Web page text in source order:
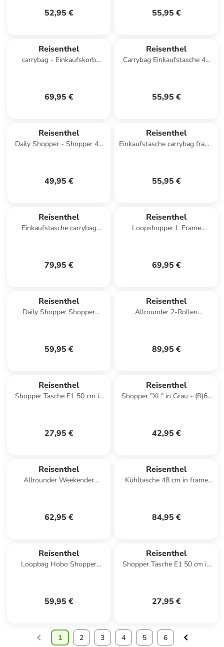
52,95 € 55,95 €
Reisenthel
carrybag - Einkaufskorb
69,95 €
Reisenthel
Carrybag Einkaufstasche 48
55,95 €
Reisenthel
Daily Shopper - Shopper 42
49,95 €
Reisenthel
Einkaufstasche carrybag frame
55,95 €
Reisenthel
Einkaufstasche carrybag
79,95 €
Reisenthel
Loopshopper L Frame
69,95 €
Reisenthel
Daily Shopper Shopper
59,95 €
Reisenthel
Allrounder 2-Rollen
89,95 €
Reisenthel
Shopper Tasche E1 50 cm in
27,95 €
Reisenthel
Shopper "XL" in Grau - (B)68
42,95 €
Reisenthel
Allrounder Weekender
62,95 €
Reisenthel
Kühltasche 48 cm in frame
84,95 €
Reisenthel
Loopbag Hobo Shopper
59,95 €
Reisenthel
Shopper Tasche E1 50 cm in
27,95 €
1 2 3 4 5 6